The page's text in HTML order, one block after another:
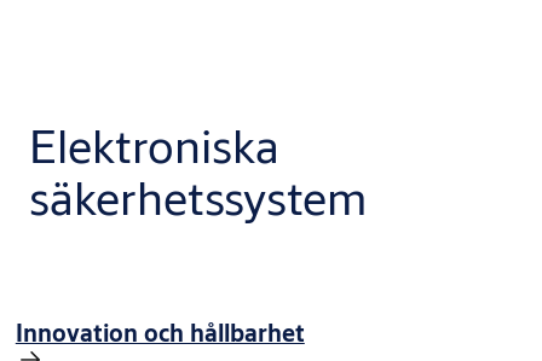
Elektroniska
säkerhetssystem
Innovation och hållbarhet